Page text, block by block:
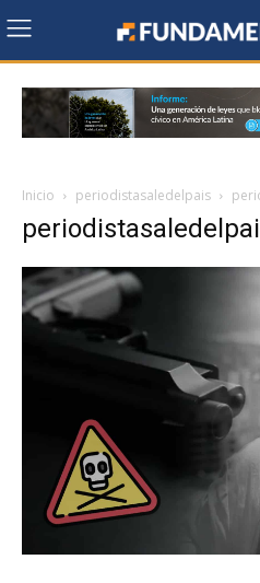
Inicio periodistasaledelpais